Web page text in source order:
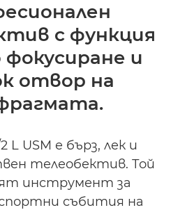
с функция
фокусиране и
отвор на
L USM е бърз, лек и
телеобектив. Той
инструмент за
събития на